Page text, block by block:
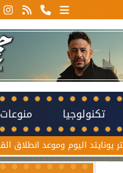
تكنولوجيا منوعات
وموعد انطلاق القمة